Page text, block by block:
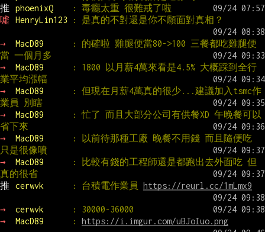
推
phoenixQ
: 毒癮太重 很難戒了啦
噓
HenryLin123 : 是真的不對還是你不願面對真相？
→ MacD89
: 的確啦 雞腿便當80->100 三餐都吃雞腿便
當 一個月多
→
MacD89
: 1800 以月薪4萬來看是4.5% 大概踩到全行
業平均漲幅
→
MacD89
: 但現在月薪4萬真的很少...建議加入tsmc作
業員 別瞎
→
MacD89
: 忙了 而且大部分公司有供餐XD 午晚餐可以
省下來
→
MacD89
: 以前待那種工廠 晚餐不用錢 而且隨便吃
只是很像噴
→
MacD89
: 比較有錢的工程師還是都跑出去外面吃 但
真的很省
推
cerwvk : 台積電作業員 https://reurl.cc/1mLmx9
→ cerwvk
: 30000-36000
→
MacD89 : https://i.imgur.com/uBJoIuo.png